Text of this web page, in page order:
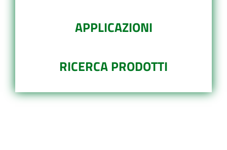
APPLICAZIONI
RICERCA PRODOTTI